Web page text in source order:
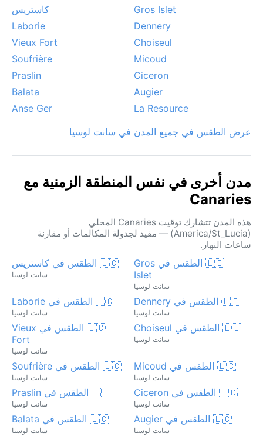
Gros Islet
كاستريس
Dennery
Laborie
Choiseul
Vieux Fort
Micoud
Soufrière
Ciceron
Praslin
Augier
Balata
La Resource
Anse Ger
عرض الطقس في جميع المدن في سانت لوسيا
مدن أخرى في نفس المنطقة الزمنية مع
Canaries
هذه المدن تتشارك توقيت Canaries المحلي
(America/St_Lucia) — مفيد لجدولة المكالمات أو مقارنة
ساعات النهار.
🇱🇨 الطقس في Gros
Islet
سانت لوسيا
🇱🇨 الطقس في كاستريس
سانت لوسيا
🇱🇨 الطقس في Dennery
سانت لوسيا
🇱🇨 الطقس في Laborie
سانت لوسيا
🇱🇨 الطقس في Choiseul
سانت لوسيا
🇱🇨 الطقس في Vieux
Fort
سانت لوسيا
🇱🇨 الطقس في Micoud
سانت لوسيا
🇱🇨 الطقس في Soufrière
سانت لوسيا
🇱🇨 الطقس في Ciceron
سانت لوسيا
🇱🇨 الطقس في Praslin
سانت لوسيا
🇱🇨 الطقس في Augier
سانت لوسيا
🇱🇨 الطقس في Balata
سانت لوسيا